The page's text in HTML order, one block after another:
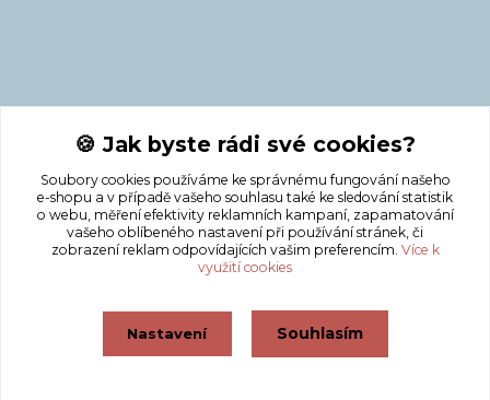
Kontakty
+420 775 308 750
info@masnicak.cz
🍪 Jak byste rádi své cookies?
Soubory cookies používáme ke správnému fungování našeho
e-shopu a v případě vašeho souhlasu také ke sledování statistik
o webu, měření efektivity reklamních kampaní, zapamatování
vašeho oblíbeného nastavení při používání stránek, či
zobrazení reklam odpovídajících vašim preferencím. Více k
využití cookies
Nastavení Souhlasím